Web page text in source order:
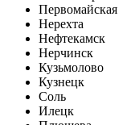
Первомайская
Нерехта
Нефтекамск
Нерчинск
Кузьмолово
Кузнецк
Соль
Илецк